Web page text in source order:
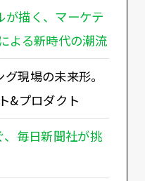
が描く、マーケテ
よる新時代の潮流
現場の未来形。
&プロダクト
、毎日新聞社が挑